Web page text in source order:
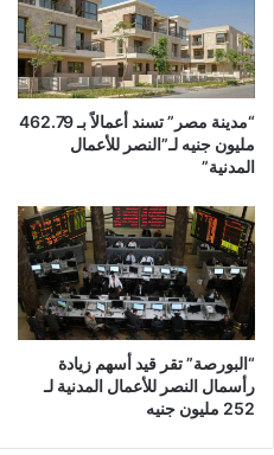
“مدينة مصر” تسند أعمالاً بـ 462.79
مليون جنيه لـ”النصر للأعمال
المدنية”
“البورصة” تقر قيد أسهم زيادة
رأسمال النصر للأعمال المدنية لـ
252 مليون جنيه